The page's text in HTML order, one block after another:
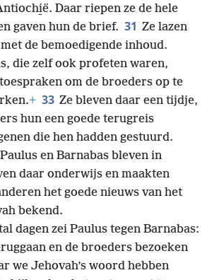
Daar riepen ze de hele
gaven hun de brief. 31 Ze lazen
de bemoedigende inhoud.
die zelf ook profeten waren,
om de broeders op te
+ 33 Ze bleven daar een tijdje,
hun een goede terugreis
die hen hadden gestuurd.
en Barnabas bleven in
daar onderwijs en maakten
het goede nieuws van het
bekend.
dagen zei Paulus tegen Barnabas:
en de broeders bezoeken
we Jehovah’s woord hebben